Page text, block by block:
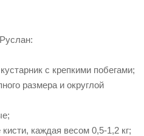
с крепкими побегами;
размера и округлой
каждая весом 0,5-1,2 кг;